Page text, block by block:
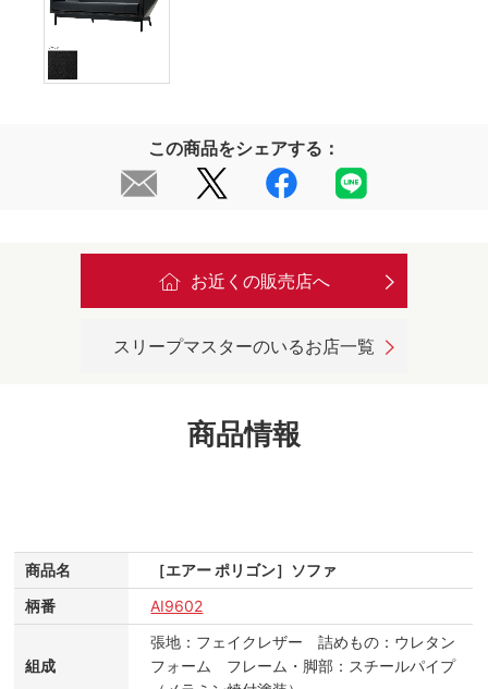
この商品をシェアする：
お近くの販売店へ
スリープマスターのいるお店一覧
商品情報
商品名
［エアー ポリゴン］ソファ
柄番
AI9602
組成
張地：フェイクレザー 詰めもの：ウレタン
フォーム フレーム・脚部：スチールパイプ